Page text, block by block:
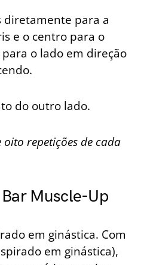
diretamente para a
e o centro para o
o lado em direção
do outro lado.
oito repetições de cada
Muscle-Up
em ginástica. Com
em ginástica),